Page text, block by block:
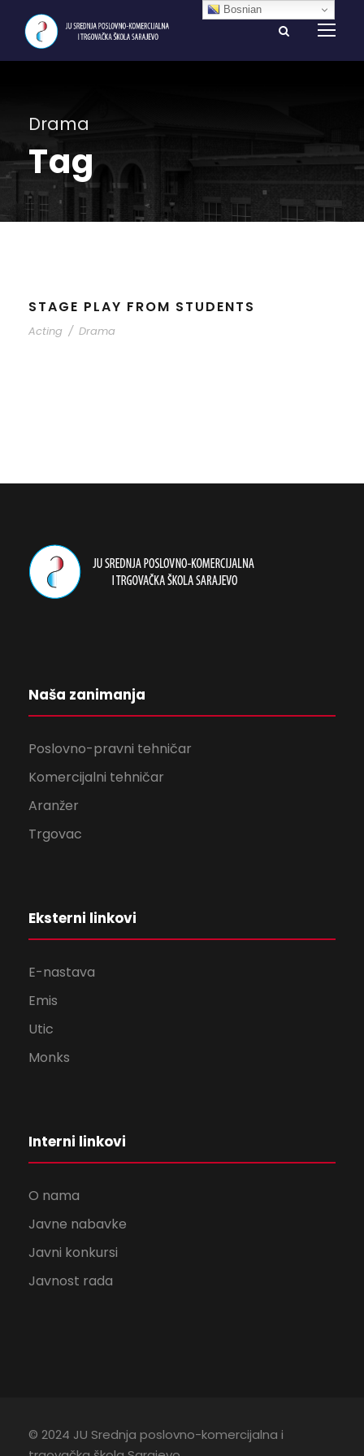
Drama
Tag
STAGE PLAY FROM STUDENTS
Acting / Drama
Naša zanimanja
Poslovno-pravni tehničar
Komercijalni tehničar
Aranžer
Trgovac
Eksterni linkovi
E-nastava
Emis
Utic
Monks
Interni linkovi
O nama
Javne nabavke
Javni konkursi
Javnost rada
© 2024 JU Srednja poslovno-komercijalna i
Bosnian